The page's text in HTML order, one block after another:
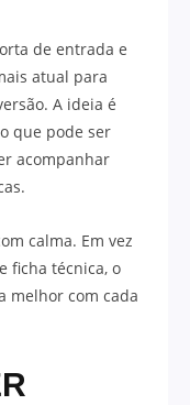
de entrada e
atual para
A ideia é
que pode ser
acompanhar
calma. Em vez
ficha técnica, o
melhor com cada